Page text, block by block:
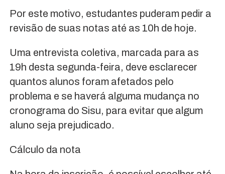
Por este motivo, estudantes puderam pedir a
revisão de suas notas até as 10h de hoje.
Uma entrevista coletiva, marcada para as
19h desta segunda-feira, deve esclarecer
quantos alunos foram afetados pelo
problema e se haverá alguma mudança no
cronograma do Sisu, para evitar que algum
aluno seja prejudicado.
Cálculo da nota